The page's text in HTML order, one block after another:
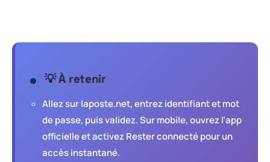
💡 À retenir
Allez sur laposte.net, entrez identifiant et mot
de passe, puis validez. Sur mobile, ouvrez l’app
officielle et activez Rester connecté pour un
accès instantané.